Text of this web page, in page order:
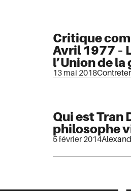
Critique
Avril 1977 –
l’Union de la
13 mai 2018
Qui est Tran
philosophe
5 février 2014